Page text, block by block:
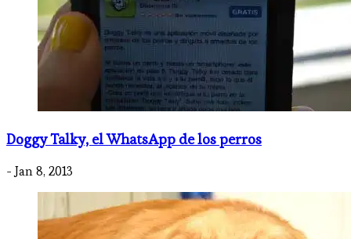
Doggy Talky, el WhatsApp de los perros
- Jan 8, 2013